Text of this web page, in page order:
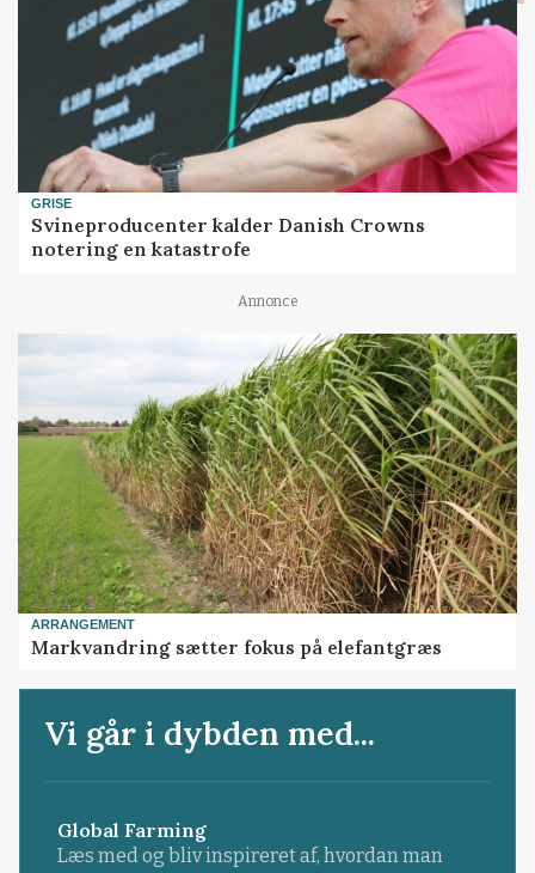
GRISE
Svineproducenter kalder Danish Crowns
notering en katastrofe
Annonce
ARRANGEMENT
Markvandring sætter fokus på elefantgræs
Vi går i dybden med...
Global Farming
Læs med og bliv inspireret af, hvordan man